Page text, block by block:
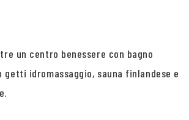
un centro benessere con bagno
getti idromassaggio, sauna finlandese e